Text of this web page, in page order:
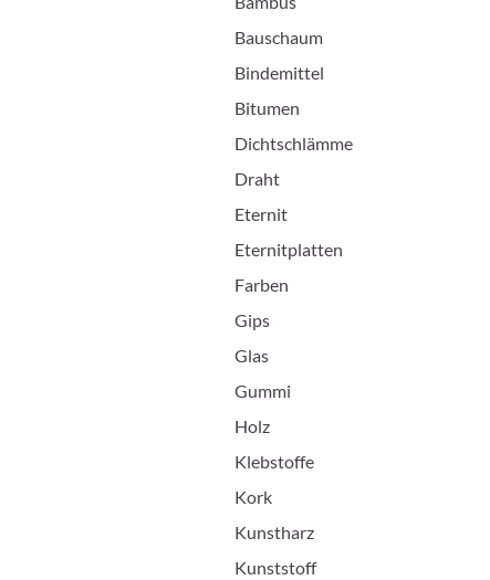
Bauschaum
Bindemittel
Bitumen
Dichtschlämme
Draht
Eternit
Eternitplatten
Farben
Gips
Glas
Gummi
Holz
Klebstoffe
Kork
Kunstharz
Kunststoff